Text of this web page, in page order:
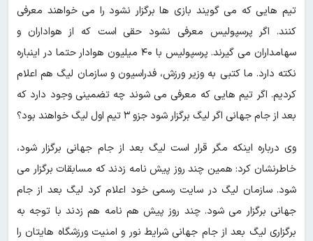
تیم هایی که می گویند بازی ها برگزار نشود را می خواهند معرفی
کنند. اگر پرسپولیس معرفی نشود حقی است که از هواداران و
سهامداران می گیرند. پرسپولیس با ۴۰ میلیون هوادار حتما در اینباره
نکته دارد. ما کتبی به وزیر ورزش، فدراسیون و سازمان لیگ هم اعلام
کردیم. اگر تیم هایی که معرفی می شوند چه تضمینی وجود دارد که
بعد از جام جهانی اگر لیگ برگزار شود جزو ۳ تیم اول لیگ خواهند بود؟
وی درباره اینکه مگر قرار است لیگ بعد از جام جهانی برگزار شود،
خاطرنشان کرد: همین چند روز پیش نامه زدند که مسابقات برگزار می
شود. سازمان لیگ در سایت رسمی خود اعلام کرد لیگ بعد از جام
جهانی برگزار می شود. چند روز پیش هم نامه هم زدند با توجه به
برگزاری لیگ بعد از جام جهانی شرایط نور و امنیت ورزشگاه هایتان را